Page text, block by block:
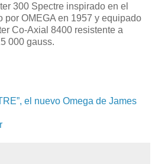
300 Spectre inspirado en el
por OMEGA en 1957 y equipado
Co-Axial 8400 resistente a
000 gauss.
el nuevo Omega de James